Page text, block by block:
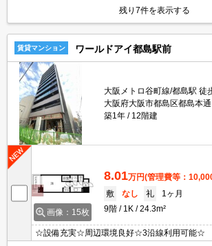
残り7件を表示する
賃貸マンション ワールドアイ都島駅前
大阪メトロ谷町線/都島駅 徒
大阪府大阪市都島区都島本通
築1年
12階建
画像：15枚
8.01万円(管理費等：
敷
なし 礼
1ヶ月
9階
1K 24.3m²
☆設備充実☆周辺環境良好☆3沿線利用可能☆